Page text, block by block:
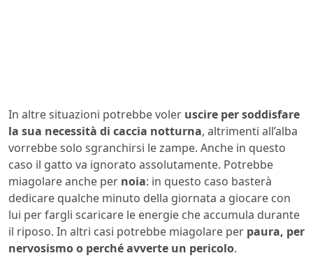
In altre situazioni potrebbe voler uscire per soddisfare
la sua necessità di caccia notturna, altrimenti all’alba
vorrebbe solo sgranchirsi le zampe. Anche in questo
caso il gatto va ignorato assolutamente. Potrebbe
miagolare anche per noia: in questo caso basterà
dedicare qualche minuto della giornata a giocare con
lui per fargli scaricare le energie che accumula durante
il riposo. In altri casi potrebbe miagolare per paura, per
nervosismo o perché avverte un pericolo.